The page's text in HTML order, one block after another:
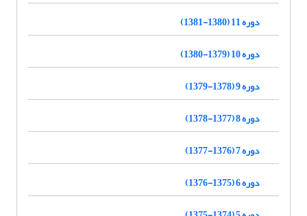
دوره 11 (1380-1381)
دوره 10 (1379-1380)
دوره 9 (1378-1379)
دوره 8 (1377-1378)
دوره 7 (1376-1377)
دوره 6 (1375-1376)